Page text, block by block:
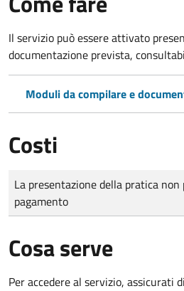
Il servizio può essere attivato
documentazione prevista,
Moduli da compilare e
Costi
Tipo di pagamento
Importo
La presentazione della pratica non
pagamento
Cosa serve
Per accedere al servizio, assicurati